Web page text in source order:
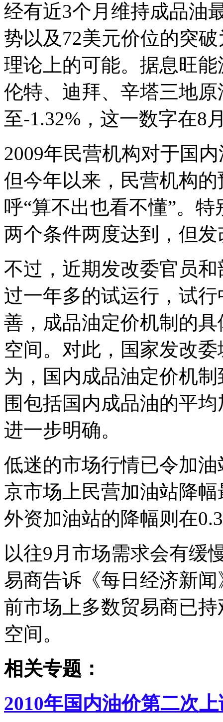
经有近3个月维持成品油
势以及72美元价位的突
理论上的可能。据息旺
伦特、迪拜、辛塔三地
至-1.32%，这一数字在8
2009年民营机构对于国
但今年以来，民营机构
呼“算不出也看不懂”。
两个条件两度达到，但
不过，近期发改委官员
过一年多的试运行，试
善，成品油定价机制的
空间。对此，国家发改
为，国内成品油定价机
围包括国内成品油的平
进一步明确。
低迷的市场行情已令加
京市场上民营加油站降
外资加油站的降幅则在
以往9月市场需求会有缓
易商告诉《每日经济新
前市场上多数贸易商已
空间。
相关专题：
2010年国内油价第二次